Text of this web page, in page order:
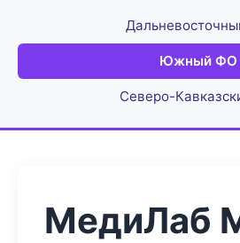
Южный ФО
Северо-
МедиЛаб